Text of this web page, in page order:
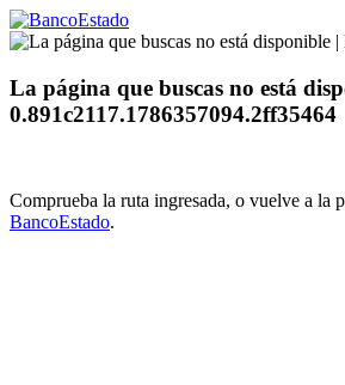
La página que buscas no está
0.891c2117.1786357094.2ff35464
Comprueba la ruta ingresada, o vuelve a la
BancoEstado.